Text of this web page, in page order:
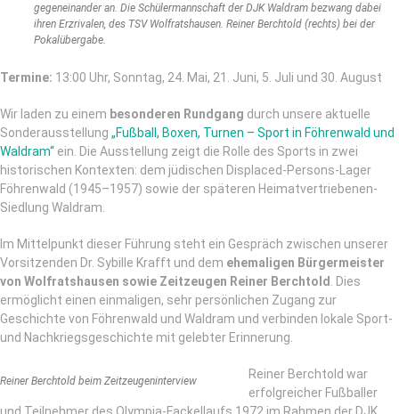
gegeneinander an. Die Schülermannschaft der DJK Waldram bezwang dabei
ihren Erzrivalen, des TSV Wolfratshausen. Reiner Berchtold (rechts) bei der
Pokalübergabe.
Termine: 13:00 Uhr, Sonntag, 24. Mai, 21. Juni, 5. Juli und 30. August
Wir laden zu einem besonderen Rundgang durch unsere aktuelle
Sonderausstellung „Fußball, Boxen, Turnen – Sport in Föhrenwald und
Waldram“ ein. Die Ausstellung zeigt die Rolle des Sports in zwei
historischen Kontexten: dem jüdischen Displaced-Persons-Lager
Föhrenwald (1945–1957) sowie der späteren Heimatvertriebenen-
Siedlung Waldram.
Im Mittelpunkt dieser Führung steht ein Gespräch zwischen unserer
Vorsitzenden Dr. Sybille Krafft und dem ehemaligen Bürgermeister
von Wolfratshausen sowie Zeitzeugen Reiner Berchtold
. Dies
ermöglicht einen einmaligen, sehr persönlichen Zugang zur
Geschichte von Föhrenwald und Waldram und verbinden lokale Sport-
und Nachkriegsgeschichte mit gelebter Erinnerung.
Reiner Berchtold beim Zeitzeugeninterview
Reiner Berchtold war
erfolgreicher Fußballer
und Teilnehmer des Olympia-Fackellaufs 1972 im Rahmen der DJK